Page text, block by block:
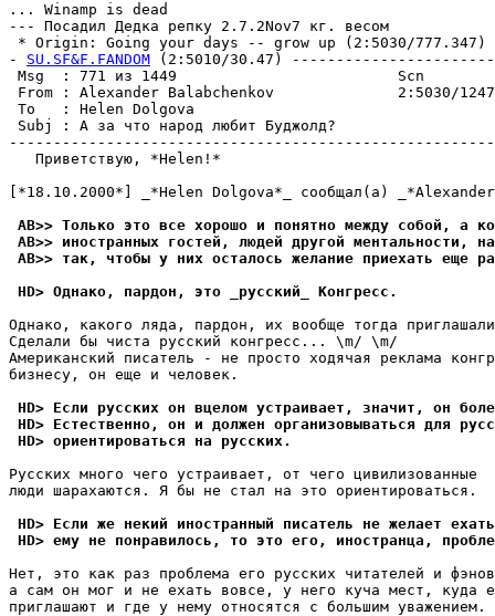
... Winamp is dead
--- Посадил Дедка репку 2.7.2Nov7 кг. весом
* Origin: Going your days -- grow up (2:5030/777.347)
- SU.SF&F.FANDOM (2:5010/30.47)
Msg  : 771 из 1449
From : Alexander Balabchenkov              2:5030/
To   : Helen Dolgova
Subj : А за что народ
   Приветствую, *Helen!*
[*18.10.2000*] _*Helen Dolgova*_ сообщал(а)
AB>> Только это все хорошо и понятно между собой, а
AB>> иностранных гостей, людей другой ментальности,
AB>> так, чтобы у них осталось желание приехать еще
HD> Однако, пардон, это _русский_ Конгресс.
Однако, какого ляда, пардон, их вообще тогда
Сделали бы чиста русский конгресс... \m/ \m/
Американский писатель - не просто ходячая реклама
бизнесу, он еще и человек.
HD> Если русских он вцелом устраивает, значит, он
HD> Естественно, он и должен организовываться для
HD> ориентироваться на русских.
Русских много чего устраивает, от чего цивилизованные
люди шарахаются. Я бы не стал на это ориентироваться.
HD> Если же некий иностранный писатель не желает
HD> ему не понравилось, то это его, иностранца,
Нет, это как раз проблема его русских читателей и
а сам он мог и не ехать вовсе, у него куча мест, куда
приглашают и где у нему относятся с большим уважением.